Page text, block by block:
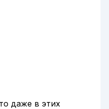
даже в этих